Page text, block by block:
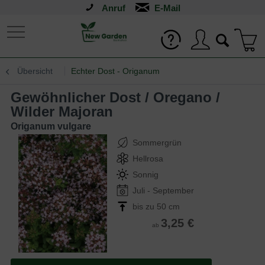
Anruf
Übersicht Echter Dost - Origanum
Gewöhnlicher Dost / Oregano /
Wilder Majoran
Origanum vulgare
Sommergrün
Hellrosa
Sonnig
Juli - September
bis zu 50 cm
ab 3,25 €